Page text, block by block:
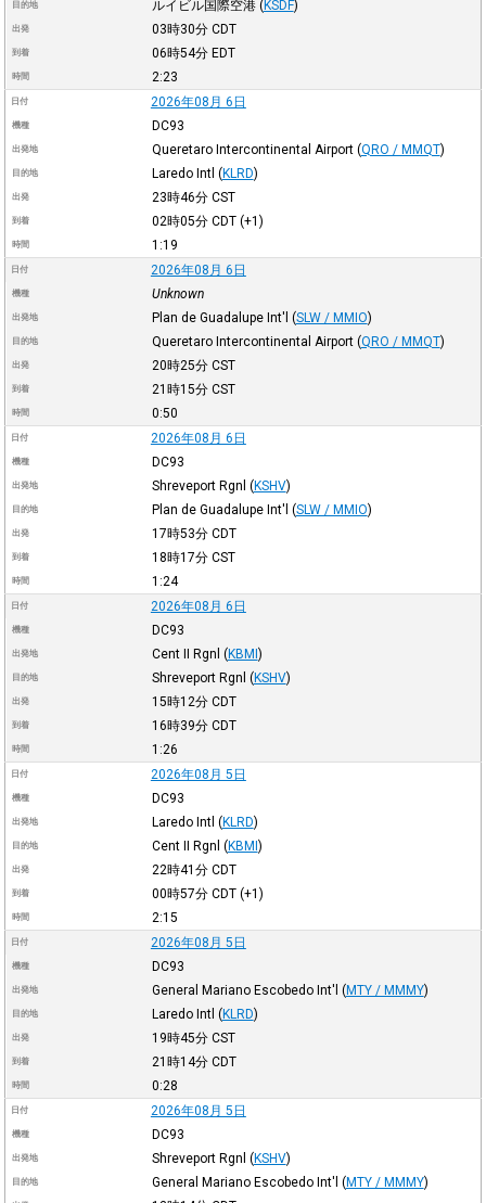
目的地 ルイビル国際空港 (KSDF)
出発 03時30分 CDT
到着 06時54分 EDT
時間 2:23
日付 2026年08月 6日
機種 DC93
出発地 Queretaro Intercontinental Airport (QRO / MMQT)
目的地 Laredo Intl (KLRD)
出発 23時46分 CST
到着 02時05分 CDT(+1)
時間 1:19
日付 2026年08月 6日
機種 Unknown
出発地 Plan de Guadalupe Int'l (SLW / MMIO)
目的地 Queretaro Intercontinental Airport (QRO / MMQT)
出発 20時25分 CST
到着 21時15分 CST
時間 0:50
日付 2026年08月 6日
機種 DC93
出発地 Shreveport Rgnl (KSHV)
目的地 Plan de Guadalupe Int'l (SLW / MMIO)
出発 17時53分 CDT
到着 18時17分 CST
時間 1:24
日付 2026年08月 6日
機種 DC93
出発地 Cent II Rgnl (KBMI)
目的地 Shreveport Rgnl (KSHV)
出発 15時12分 CDT
到着 16時39分 CDT
時間 1:26
日付 2026年08月 5日
機種 DC93
出発地 Laredo Intl (KLRD)
目的地 Cent II Rgnl (KBMI)
出発 22時41分 CDT
到着 00時57分 CDT(+1)
時間 2:15
日付 2026年08月 5日
機種 DC93
出発地 General Mariano Escobedo Int'l (MTY / MMMY)
目的地 Laredo Intl (KLRD)
出発 19時45分 CST
到着 21時14分 CDT
時間 0:28
日付 2026年08月 5日
機種 DC93
出発地 Shreveport Rgnl (KSHV)
目的地 General Mariano Escobedo Int'l (MTY / MMMY)